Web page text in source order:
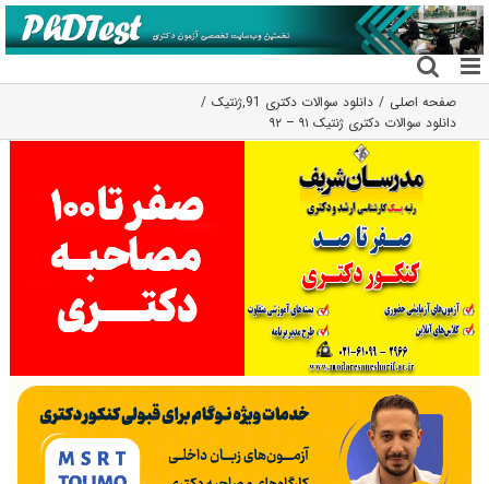
رفتن
به
محتوا
صفحه اصلی دانلود سوالات دکتری 91 ,ژنتیک
دانلود سوالات دکتری ژنتیک ۹۱ – ۹۲